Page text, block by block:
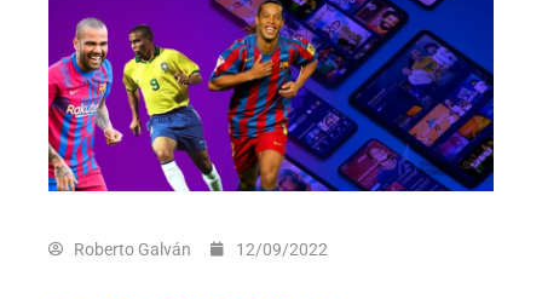
Roberto Galván 12/09/2022